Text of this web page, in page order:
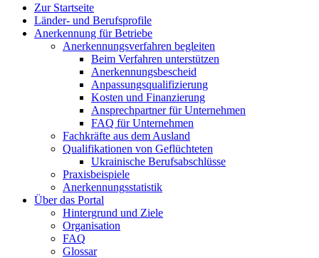
Zur Startseite
Länder- und Berufsprofile
Anerkennung für Betriebe
Anerkennungsverfahren begleiten
Beim Verfahren unterstützen
Anerkennungsbescheid
Anpassungsqualifizierung
Kosten und Finanzierung
Ansprechpartner für Unternehmen
FAQ für Unternehmen
Fachkräfte aus dem Ausland
Qualifikationen von Geflüchteten
Ukrainische Berufsabschlüsse
Praxisbeispiele
Anerkennungsstatistik
Über das Portal
Hintergrund und Ziele
Organisation
FAQ
Glossar